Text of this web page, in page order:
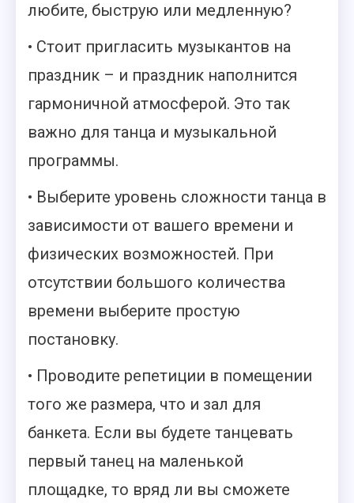
любите, быструю или медленную?
• Стоит пригласить музыкантов на
праздник – и праздник наполнится
гармоничной атмосферой. Это так
важно для танца и музыкальной
программы.
• Выберите уровень сложности танца в
зависимости от вашего времени и
физических возможностей. При
отсутствии большого количества
времени выберите простую
постановку.
• Проводите репетиции в помещении
того же размера, что и зал для
банкета. Если вы будете танцевать
первый танец на маленькой
площадке, то вряд ли вы сможете